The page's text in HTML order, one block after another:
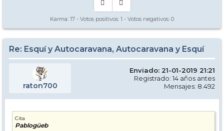
Karma: 17 - Votos positivos: 1 - Votos negativos: 0
Re: Esquí y Autocaravana, Autocaravana y Esquí
raton700
Enviado: 21-01-2019 21:21
Registrado: 14 años antes
Mensajes: 8.492
Cita
Pablogüeb